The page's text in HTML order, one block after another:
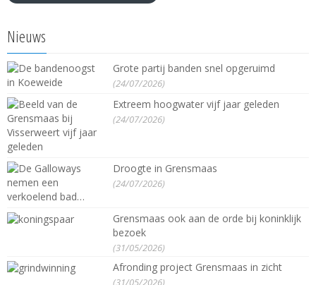
Nieuws
Grote partij banden snel opgeruimd
(24/07/2026)
Extreem hoogwater vijf jaar geleden
(24/07/2026)
Droogte in Grensmaas
(24/07/2026)
Grensmaas ook aan de orde bij koninklijk
bezoek
(31/05/2026)
Afronding project Grensmaas in zicht
(31/05/2026)